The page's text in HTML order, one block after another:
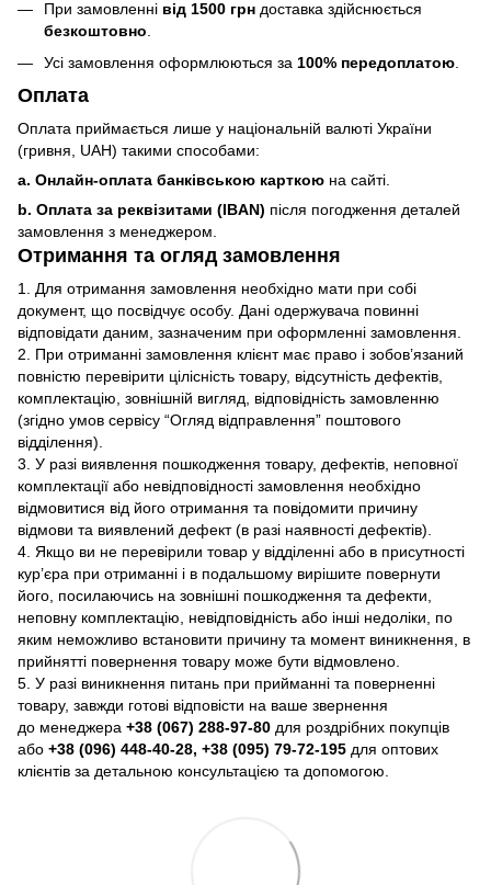
При замовленні від 1500 грн доставка здійснюється
безкоштовно.
Усі замовлення оформлюються за 100% передоплатою
Оплата
Оплата приймається лише у національній валюті України
(гривня, UAH) такими способами:
a. Онлайн-оплата банківською карткою на сайті.
b. Оплата за реквізитами (IBAN) після погодження деталей
замовлення з менеджером.
Отримання та огляд замовлення
1. Для отримання замовлення необхідно мати при собі
документ, що посвідчує особу. Дані одержувача повинні
відповідати даним, зазначеним при оформленні замовлення.
2. При отриманні замовлення клієнт має право і зобов’язаний
повністю перевірити цілісність товару, відсутність дефектів,
комплектацію, зовнішній вигляд, відповідність замовленню
(згідно умов сервісу “Огляд відправлення” поштового
відділення).
3. У разі виявлення пошкодження товару, дефектів, неповної
комплектації або невідповідності замовлення необхідно
відмовитися від його отримання та повідомити причину
відмови та виявлений дефект (в разі наявності дефектів).
4. Якщо ви не перевірили товар у відділенні або в присутності
кур’єра при отриманні і в подальшому вирішите повернути
його, посилаючись на зовнішні пошкодження та дефекти,
неповну комплектацію, невідповідність або інші недоліки, по
яким неможливо встановити причину та момент виникнення, в
прийнятті повернення товару може бути відмовлено.
5. У разі виникнення питань при прийманні та поверненні
товару, завжди готові відповісти на ваше звернення
до менеджера +38 (067) 288-97-80 для роздрібних покупців
або +38 (096) 448-40-28, +38 (095) 79-72-195 для оптових
клієнтів за детальною консультацією та допомогою.